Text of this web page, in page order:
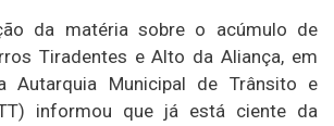
da matéria sobre o acúmulo de
Tiradentes e Alto da Aliança, em
Autarquia Municipal de Trânsito e
informou que já está ciente da